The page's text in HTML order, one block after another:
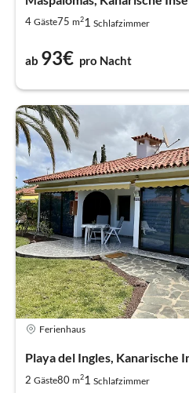
4 Gäste75 m21 Schlafzimmer
ab 93€ pro Nacht
Ferienhaus
Playa del Ingles, Kanarische
2 Gäste80 m21 Schlafzimmer